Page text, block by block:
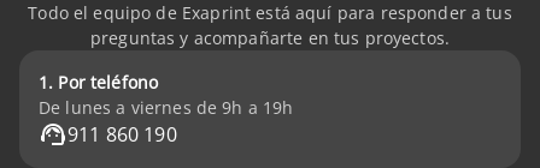
Todo el equipo de Exaprint está aquí para responder a tus
preguntas y acompañarte en tus proyectos.
1. Por teléfono
De lunes a viernes de 9h a 19h
911 860 190